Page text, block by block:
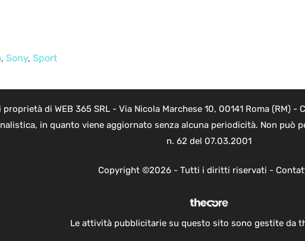
, Sony, Sport
di WEB 365 SRL - Via Nicola Marchese 10, 00141 Roma (RM) -
in quanto viene aggiornato senza alcuna periodicità. Non
n. 62 del 07.03.2001
Copyright ©2026 - Tutti i diritti riservati -
Le attività pubblicitarie su questo sito sono gestite da